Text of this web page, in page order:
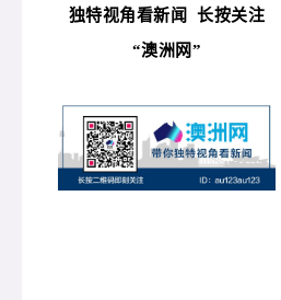
独特视角看新闻长按关注
“澳洲网”